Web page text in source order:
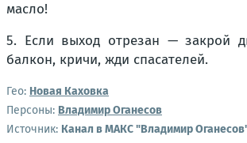
масло!
5. Если выход отрезан — закрой
балкон, кричи, жди спасателей.
Гео: Новая Каховка
Персоны: Владимир Оганесов
Источник: Канал в МАКС "Владимир